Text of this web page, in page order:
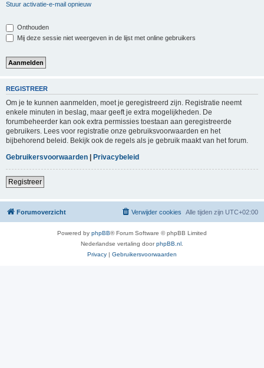
Stuur activatie-e-mail opnieuw
Onthouden
Mij deze sessie niet weergeven in de lijst met online gebruikers
REGISTREER
Om je te kunnen aanmelden, moet je geregistreerd zijn. Registratie neemt
enkele minuten in beslag, maar geeft je extra mogelijkheden. De
forumbeheerder kan ook extra permissies toestaan aan geregistreerde
gebruikers. Lees voor registratie onze gebruiksvoorwaarden en het
bijbehorend beleid. Bekijk ook de regels als je gebruik maakt van het forum.
Gebruikersvoorwaarden | Privacybeleid
Registreer
Forumoverzicht Alle tijden zijn UTC+02:00
Verwijder cookies
Powered by phpBB® Forum Software © phpBB Limited
Nederlandse vertaling doorphpBB.nl
Privacy | Gebruikersvoorwaarden